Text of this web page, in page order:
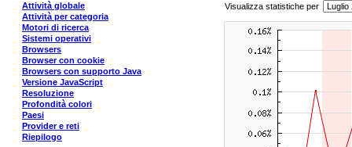
Attività globale
Attività per categoria
Motori di ricerca
Sistemi operativi
Browsers
Browser con cookie
Browsers con supporto Java
Versione JavaScript
Resoluzione
Profondità colori
Paesi
Provider e reti
Riepilogo
Visualizza statistiche per